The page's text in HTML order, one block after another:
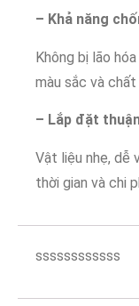
– Khả năng
Không bị lão
màu sắc và
– Lắp đặt
Vật liệu nhẹ, dễ
thời gian và chi
ssssssssssss